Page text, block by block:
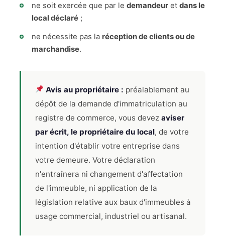
ne soit exercée que par le demandeur et dans le
local déclaré ;
ne nécessite pas la réception de clients ou de
marchandise.
Avis au propriétaire : préalablement au
dépôt de la demande d'immatriculation au
registre de commerce, vous devez aviser
par écrit, le propriétaire du local, de votre
intention d'établir votre entreprise dans
votre demeure. Votre déclaration
n'entraînera ni changement d'affectation
de l'immeuble, ni application de la
législation relative aux baux d'immeubles à
usage commercial, industriel ou artisanal.